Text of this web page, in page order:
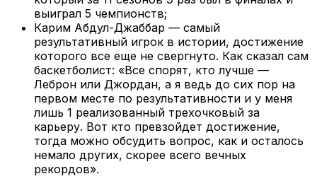
выиграл 5 чемпионств;
Карим Абдул-Джаббар — самый
результативный игрок в истории, достижение
которого все еще не свергнуто. Как сказал сам
баскетболист: «Все спорят, кто лучше —
Леброн или Джордан, а я ведь до сих пор на
первом месте по результативности и у меня
лишь 1 реализованный трехочковый за
карьеру. Вот кто превзойдет достижение,
тогда можно обсудить вопрос, как и осталось
немало других, скорее всего вечных
рекордов».